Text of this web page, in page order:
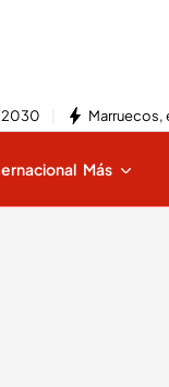
2030 Marruecos,
Más